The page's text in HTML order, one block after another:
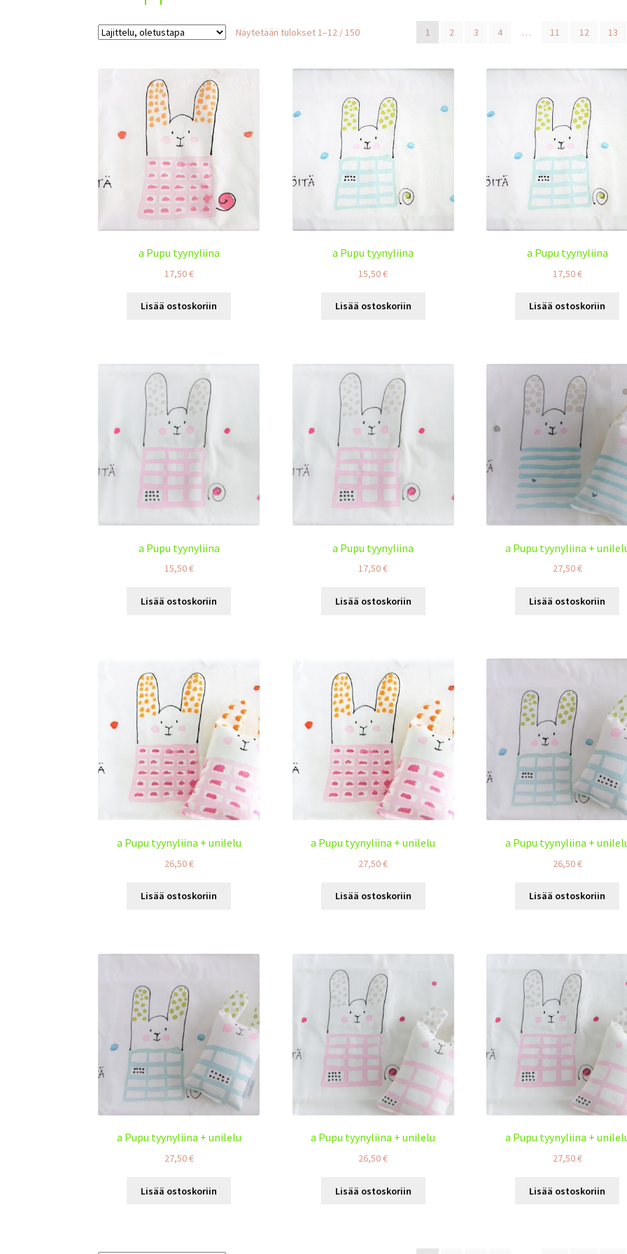
Näytetään tulokset 1–12 / 150 1 2 3 4 … 11 12 13
a Pupu tyynyliina
17,50€
Lisää ostoskoriin
a Pupu tyynyliina
15,50€
Lisää ostoskoriin
a Pupu tyynyliina
17,50€
Lisää ostoskoriin
a Pupu tyynyliina
15,50€
Lisää ostoskoriin
a Pupu tyynyliina
17,50€
Lisää ostoskoriin
a Pupu tyynyliina +
27,50€
Lisää ostoskoriin
a Pupu tyynyliina + unilelu
26,50€
Lisää ostoskoriin
a Pupu tyynyliina + unilelu
27,50€
Lisää ostoskoriin
a Pupu tyynyliina +
26,50€
Lisää ostoskoriin
a Pupu tyynyliina + unilelu
27,50€
Lisää ostoskoriin
a Pupu tyynyliina + unilelu
26,50€
Lisää ostoskoriin
a Pupu tyynyliina +
27,50€
Lisää ostoskoriin